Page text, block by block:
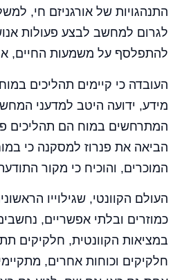
התנהגויות של אורגניזם חי,
לגרום למחשב לבצע פעולות
להתפלסף על משמעות החיים,
העובדה כי קיימים תהליכים
מידע, ידועה היטב למדעני
המתרחשים במוח הם תהליכים
הביאה את פנרוז למסקנה כי
המוכרים, והוכיח כי מקור
כמוזרים ובלתי אפשריים,
במציאות הקוונטית, חלקיקים
חלקיקים וכוחות אחרים,